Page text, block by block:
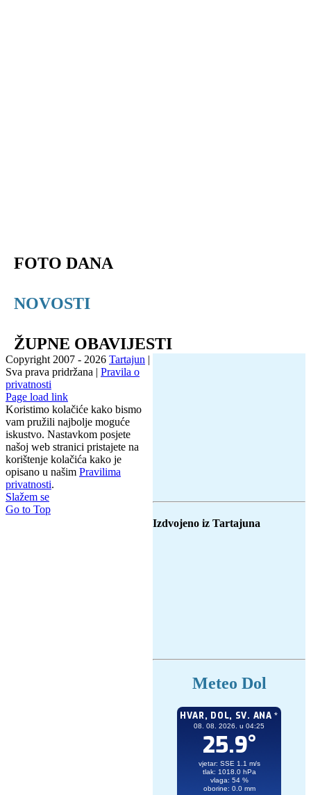
FOTO DANA
NOVOSTI
ŽUPNE OBAVIJESTI
Izdvojeno iz Tartajuna
Meteo Dol
Copyright 2007 - 2026 Tartajun |
Sva prava pridržana | Pravila o
privatnosti
Page load link
Koristimo kolačiće kako bismo
vam pružili najbolje moguće
iskustvo. Nastavkom posjete
našoj web stranici pristajete na
korištenje kolačića kako je
opisano u našim Pravilima
privatnosti.
Slažem se
Go to Top